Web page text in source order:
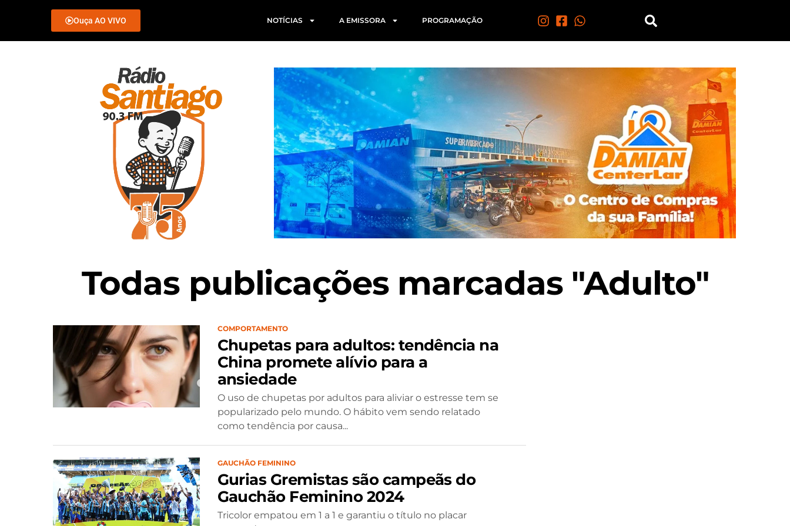
Ouça AO VIVO NOTÍCIAS A EMISSORA PROGRAMAÇÃO
Todas publicações marcadas "Adulto"
COMPORTAMENTO
Chupetas para adultos: tendência na
China promete alívio para a
ansiedade
O uso de chupetas por adultos para aliviar o estresse tem se
popularizado pelo mundo. O hábito vem sendo relatado
como tendência por causa...
GAUCHÃO FEMININO
Gurias Gremistas são campeãs do
Gauchão Feminino 2024
Tricolor empatou em 1 a 1 e garantiu o título no placar